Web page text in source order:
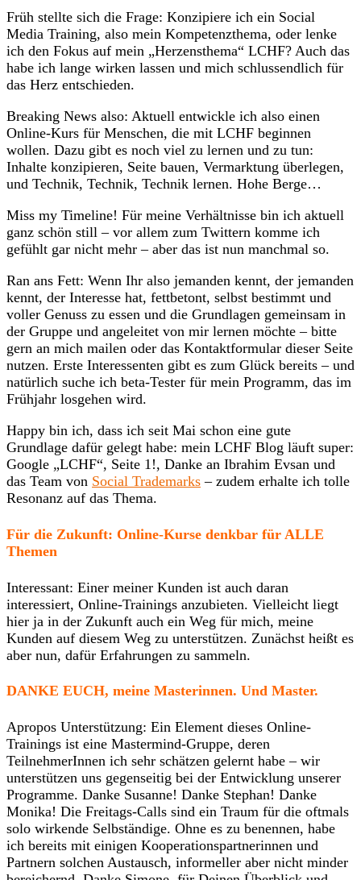
Früh stellte sich die Frage: Konzipiere ich ein Social
Media Training, also mein Kompetenzthema, oder lenke
ich den Fokus auf mein „Herzensthema“ LCHF? Auch das
habe ich lange wirken lassen und mich schlussendlich für
das Herz entschieden.
Breaking News also: Aktuell entwickle ich also einen
Online-Kurs für Menschen, die mit LCHF beginnen
wollen. Dazu gibt es noch viel zu lernen und zu tun:
Inhalte konzipieren, Seite bauen, Vermarktung überlegen,
und Technik, Technik, Technik lernen. Hohe Berge…
Miss my Timeline! Für meine Verhältnisse bin ich aktuell
ganz schön still – vor allem zum Twittern komme ich
gefühlt gar nicht mehr – aber das ist nun manchmal so.
Ran ans Fett: Wenn Ihr also jemanden kennt, der jemanden
kennt, der Interesse hat, fettbetont, selbst bestimmt und
voller Genuss zu essen und die Grundlagen gemeinsam in
der Gruppe und angeleitet von mir lernen möchte – bitte
gern an mich mailen oder das Kontaktformular dieser Seite
nutzen. Erste Interessenten gibt es zum Glück bereits – und
natürlich suche ich beta-Tester für mein Programm, das im
Frühjahr losgehen wird.
Happy bin ich, dass ich seit Mai schon eine gute
Grundlage dafür gelegt habe: mein LCHF Blog läuft super:
Google „LCHF“, Seite 1!, Danke an Ibrahim Evsan und
das Team von Social Trademarks – zudem erhalte ich tolle
Resonanz auf das Thema.
Für die Zukunft: Online-Kurse denkbar für ALLE
Themen
Interessant: Einer meiner Kunden ist auch daran
interessiert, Online-Trainings anzubieten. Vielleicht liegt
hier ja in der Zukunft auch ein Weg für mich, meine
Kunden auf diesem Weg zu unterstützen. Zunächst heißt es
aber nun, dafür Erfahrungen zu sammeln.
DANKE EUCH, meine Masterinnen. Und Master.
Apropos Unterstützung: Ein Element dieses Online-
Trainings ist eine Mastermind-Gruppe, deren
TeilnehmerInnen ich sehr schätzen gelernt habe – wir
unterstützen uns gegenseitig bei der Entwicklung unserer
Programme. Danke Susanne! Danke Stephan! Danke
Monika! Die Freitags-Calls sind ein Traum für die oftmals
solo wirkende Selbständige. Ohne es zu benennen, habe
ich bereits mit einigen Kooperationspartnerinnen und
Partnern solchen Austausch, informeller aber nicht minder